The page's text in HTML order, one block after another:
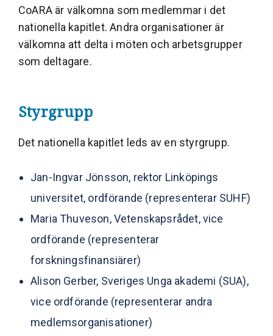
CoARA är välkomna som medlemmar i det
nationella kapitlet. Andra organisationer är
välkomna att delta i möten och arbetsgrupper
som deltagare.
Styrgrupp
Det nationella kapitlet leds av en styrgrupp.
Jan-Ingvar Jönsson, rektor Linköpings
universitet, ordförande (representerar SUHF)
Maria Thuveson, Vetenskapsrådet, vice
ordförande (representerar
forskningsfinansiärer)
Alison Gerber, Sveriges Unga akademi (SUA),
vice ordförande (representerar andra
medlemsorganisationer)